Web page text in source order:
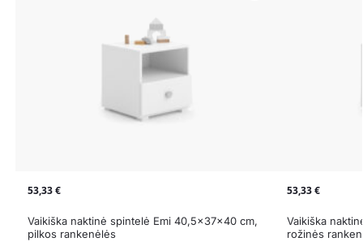
53,33€
Vaikiška naktinė spintelė Emi 40,5x37x40 cm,
pilkos rankenėlės
53,33€
Vaikiška
rožinės